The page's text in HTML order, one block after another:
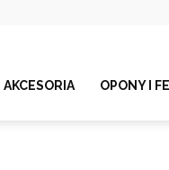
AKCESORIA OPONY I